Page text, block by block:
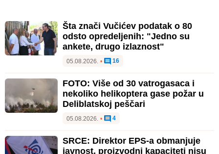
Šta znači Vučićev podatak o 80
odsto opredeljenih: "Jedno su
ankete, drugo izlaznost"
05.08.2026. • 16
FOTO: Više od 30 vatrogasaca i
nekoliko helikoptera gase požar u
Deliblatskoj peščari
05.08.2026. • 4
SRCE: Direktor EPS-a obmanjuje
javnost, proizvodni kapaciteti nisu